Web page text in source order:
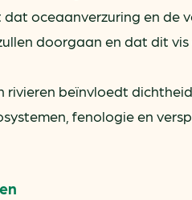
oceaanverzuring en de
doorgaan en dat dit
rivieren beïnvloedt
fenologie en